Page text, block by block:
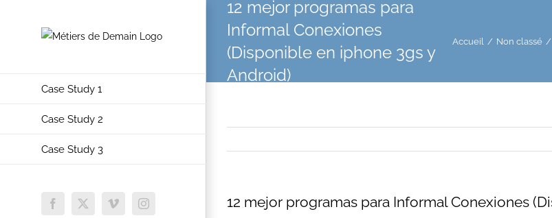
Case Study 1
Case Study 2
Case Study 3
Facebook
X VimeoInstagram
12 mejor programas para
Informal Conexiones
(Disponible en iphone 3gs y
Android)
Accueil Non classé
12 mejor programas para Informal Conexiones